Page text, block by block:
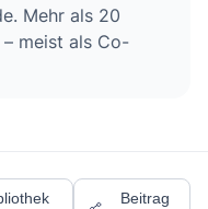
Mehr als 20
meist als Co-
Beitrag